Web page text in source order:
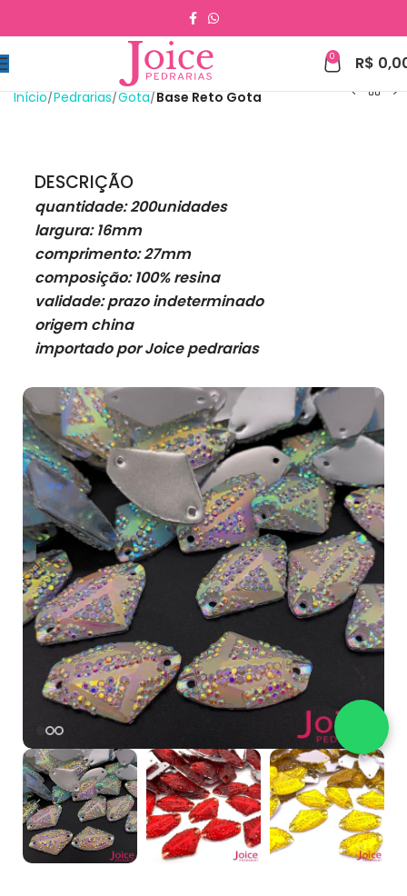
0 R$
Início Pedrarias Gota Base Reto Gota
DESCRIÇÃO
quantidade: 200unidades
largura: 16mm
comprimento: 27mm
composição: 100% resina
validade: prazo indeterminado
origem china
importado por Joice pedrarias